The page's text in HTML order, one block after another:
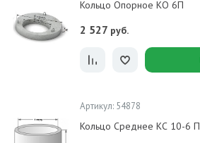
Кольцо Опорное КО 6П
2 527 руб.
Артикул: 54878
Кольцо Среднее КС 10-6 П